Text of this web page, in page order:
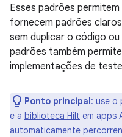
Esses padrões
fornecem padrões
sem duplicar o código
padrões também
implementações de
Ponto principal : use o
e a biblioteca Hilt em apps
automaticamente